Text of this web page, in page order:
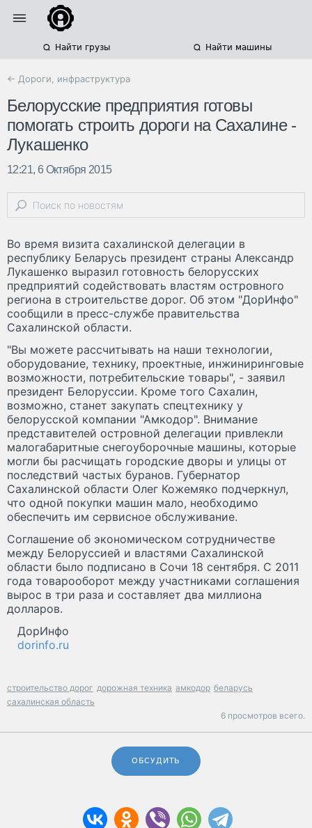
Найти грузы Найти машины
← Дороги, инфраструктура
Белорусские предприятия готовы
помогать строить дороги на Сахалине -
Лукашенко
12:21, 6 Октября 2015
Во время визита сахалинской делегации в
республику Беларусь президент страны Александр
Лукашенко выразил готовность белорусских
предприятий содействовать властям островного
региона в строительстве дорог. Об этом "ДорИнфо"
сообщили в пресс-службе правительства
Сахалинской области.
"Вы можете рассчитывать на наши технологии,
оборудование, технику, проектные, инжиниринговые
возможности, потребительские товары", - заявил
президент Белоруссии. Кроме того Сахалин,
возможно, станет закупать спецтехнику у
белорусской компании "Амкодор". Внимание
представителей островной делегации привлекли
малогабаритные снегоуборочные машины, которые
могли бы расчищать городские дворы и улицы от
последствий частых буранов. Губернатор
Сахалинской области Олег Кожемяко подчеркнул,
что одной покупки машин мало, необходимо
обеспечить им сервисное обслуживание.
Соглашение об экономическом сотрудничестве
между Белоруссией и властями Сахалинской
области было подписано в Сочи 18 сентября. С 2011
года товарооборот между участниками соглашения
вырос в три раза и составляет два миллиона
долларов.
ДорИнфо
dorinfo.ru
строительство дорог дорожная техника амкодор беларусь
сахалинская область
6 просмотров всего.
ОБСУДИТЬ